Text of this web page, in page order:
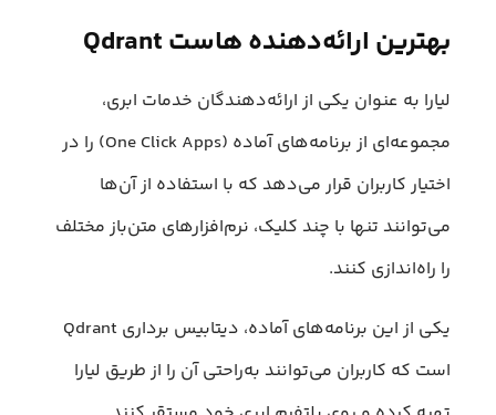
بهترین ارائه‌دهنده هاست Qdrant
لیارا به عنوان یکی از ارائه‌دهندگان خدمات ابری،
مجموعه‌ای از برنامه‌های آماده (One Click Apps) را در
اختیار کاربران قرار می‌دهد که با استفاده از آن‌ها
می‌توانند تنها با چند کلیک، نرم‌افزارهای متن‌باز مختلف
را راه‌اندازی کنند.
یکی از این برنامه‌های آماده، دیتابیس برداری Qdrant
است که کاربران می‌توانند به‌راحتی آن را از طریق لیارا